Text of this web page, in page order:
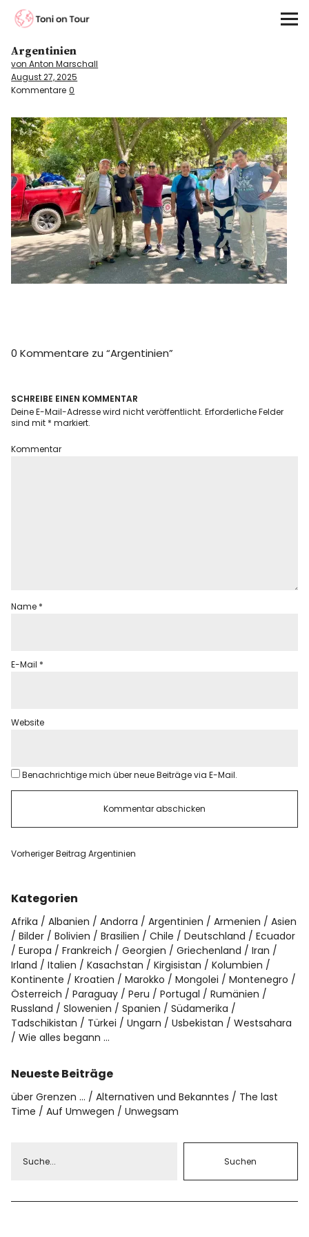
Toni on Tour
Startseite
About
On the Road
Kontinente
Kontakt
Argentinien
von Anton Marschall
August 27, 2025
Kommentare 0
0 Kommentare zu “Argentinien”
SCHREIBE EINEN KOMMENTAR
Deine E-Mail-Adresse wird nicht veröffentlicht. Erforderliche Felder
sind mit * markiert.
Kommentar
Name *
E-Mail *
Website
Benachrichtige mich über neue Beiträge via E-Mail.
Vorheriger Beitrag Argentinien
Kategorien
Afrika Albanien Andorra Argentinien Armenien
Asien
Bilder
Bolivien Brasilien Chile Deutschland
Ecuador
Europa
Frankreich Georgien Griechenland
Iran
Irland
Italien Kasachstan Kirgisistan
Kolumbien
Kontinente
Kroatien Marokko Mongolei
Montenegro
Österreich
Paraguay Peru Portugal
Rumänien
Russland
Slowenien Spanien
Südamerika
Tadschikistan
Türkei Ungarn Usbekistan
Westsahara
Wie alles begann …
Neueste Beiträge
über Grenzen … Alternativen und Bekanntes
The last
Time
Auf Umwegen Unwegsam